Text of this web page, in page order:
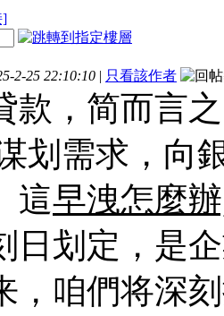
]
2-25 22:10:10 | 只看該作者
款，简而言
划需求，向
這早洩怎麼
日划定，是
，咱們将深